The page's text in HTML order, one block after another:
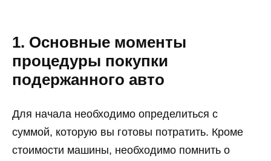
1. Основные моменты
процедуры покупки
подержанного авто
Для начала необходимо определиться с
суммой, которую вы готовы потратить. Кроме
стоимости машины, необходимо помнить о